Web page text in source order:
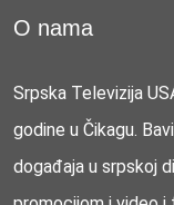
O nama
Srpska Televizija
godine u Čikagu.
događaja u srpskoj